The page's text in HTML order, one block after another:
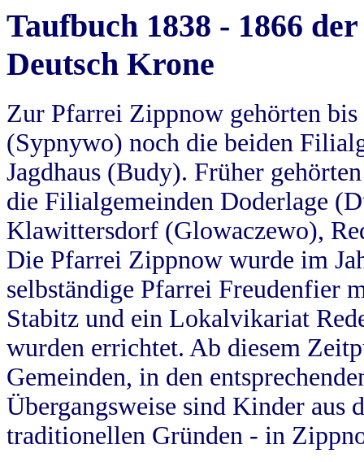
Taufbuch 1838 - 1866
Deutsch Krone
Zur Pfarrei Zippnow gehörten
(Sypnywo) noch die beiden
Jagdhaus (Budy). Früher
die Filialgemeinden Doderlage
Klawittersdorf (Glowaczewo),
Die Pfarrei Zippnow wurde im
selbständige Pfarrei Freudenfier
Stabitz und ein Lokalvikariat
wurden errichtet. Ab diesem
Gemeinden, in den
Übergangsweise sind Kinder aus
traditionellen Gründen - in